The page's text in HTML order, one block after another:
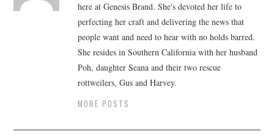
here at Genesis Brand. She's devoted her life to
perfecting her craft and delivering the news that
people want and need to hear with no holds barred.
She resides in Southern California with her husband
Poh, daughter Seana and their two rescue
rottweilers, Gus and Harvey.
MORE POSTS